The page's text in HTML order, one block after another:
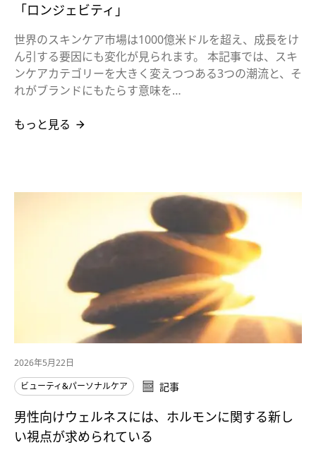
「ロンジェビティ」
世界のスキンケア市場は1000億米ドルを超え、成長をけ
ん引する要因にも変化が見られます。 本記事では、スキ
ンケアカテゴリーを大きく変えつつある3つの潮流と、そ
れがブランドにもたらす意味を…
もっと見る
2026年5月22日
ビューティ&パーソナルケア
記事
男性向けウェルネスには、ホルモンに関する新し
い視点が求められている